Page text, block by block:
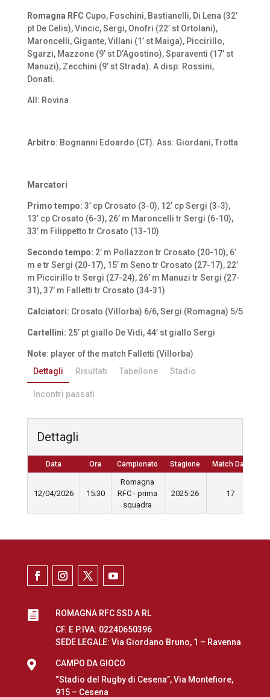
Romagna RFC Cupo, Foschini, Bastianelli, Di Lena (32’
pt De Celis), Vincic, Sergi, Onofri (22’ st Ortolani),
Maroncelli, Gigante, Villani (1’ st Maiga), Piccirillo,
Sgarzi, Mazzone (9’ st D’Agostino), Sparaventi (17’ st
Manuzi), Zecchini (9’ st Strada). A disp: Rossini,
Donati.
All: Rovina
Arbitro: Bognanni Edoardo (CT). Ass: Giordani, Trotta
Marcatori
Primo tempo: 3’ cp Crosato (3-0), 12’ cp Sergi (3-3),
13’ cp Crosato (6-3), 26’ m Maroncelli tr Sergi (6-10),
33’ m Filippetto tr Crosato (13-10)
Secondo tempo: 2’ m Pollazzon tr Crosato (20-10), 6’
m e tr Sergi (20-17), 15’ m Seno tr Crosato (27-17), 22’
m Piccirillo tr Sergi (27-24), 26’ m Manuzi tr Sergi (27-
31), 37’ m Falletti tr Crosato (34-31)
Calciatori: Crosato (Villorba) 6/6, Sergi (Romagna) 5/5
Cartellini: 25’ pt giallo De Vidi, 44’ st giallo Sergi
Note: player of the match Falletti (Villorba)
Dettagli
Risultati Tabellone Stadio
Incontri passati
Dettagli
Data Ora Campionato Stagione Match Day
12/04/2026 15:30
Romagna
RFC - prima
squadra
2025-26 17

ROMAGNA RFC SSD A RL
CF. E P.IVA: 02240650396
SEDE LEGALE: Via Giordano Bruno, 1 – Ravenna

CAMPO DA GIOCO
“Stadio del Rugby di Cesena”, Via Montefiore,
915 – Cesena